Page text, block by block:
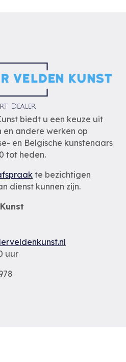
biedt u een keuze uit
andere werken op
en Belgische kunstenaars
tot heden.
te bezichtigen
dienst kunnen zijn.
uur